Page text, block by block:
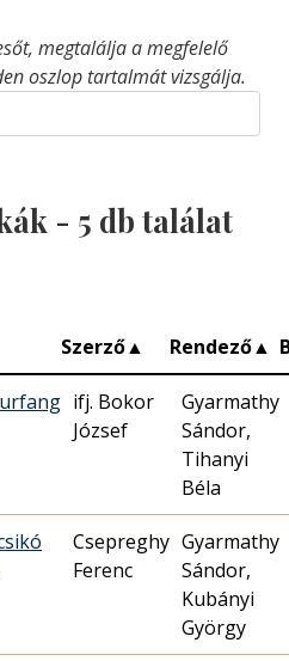
megtalálja a megfelelő
oszlop tartalmát vizsgálja.
- 5 db találat
Szerző▲ Rendező▲
ifj. Bokor
József
Gyarmathy
Sándor,
Tihanyi
Béla
Csepreghy
Ferenc
Gyarmathy
Sándor,
Kubányi
György